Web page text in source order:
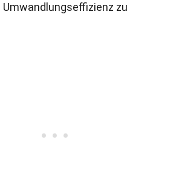
Umwandlungseffizienz zu